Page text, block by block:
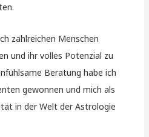
zahlreichen Menschen
und ihr volles Potenzial zu
Beratung habe ich
gewonnen und mich als
in der Welt der Astrologie